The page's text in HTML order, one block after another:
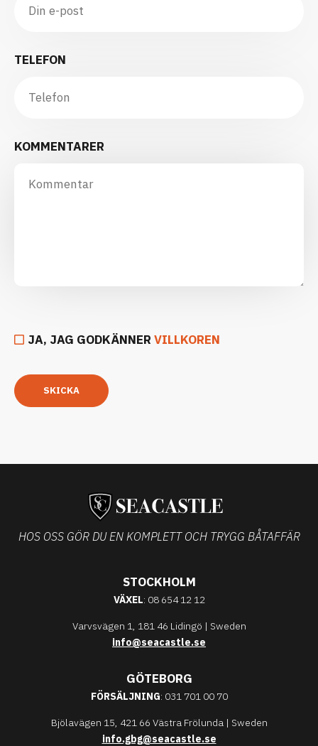
TELEFON
KOMMENTARER
JA, JAG GODKÄNNER VILLKOREN
SKICKA
HOS OSS GÖR DU EN KOMPLETT OCH TRYGG BÅTAFFÄR
STOCKHOLM
VÄXEL: 08 654 12 12
Varvsvägen 1, 181 46 Lidingö | Sweden
info@seacastle.se
GÖTEBORG
FÖRSÄLJNING: 031 701 00 70
Bjölavägen 15, 421 66 Västra Frölunda | Sweden
info.gbg@seacastle.se